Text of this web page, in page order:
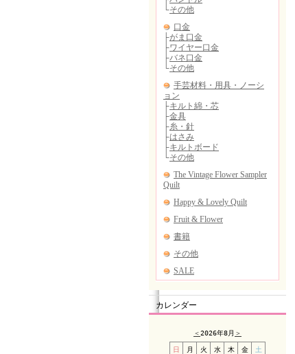
カレンダー
＜2026年8月 ＞
日 月 火 水 木 金 土